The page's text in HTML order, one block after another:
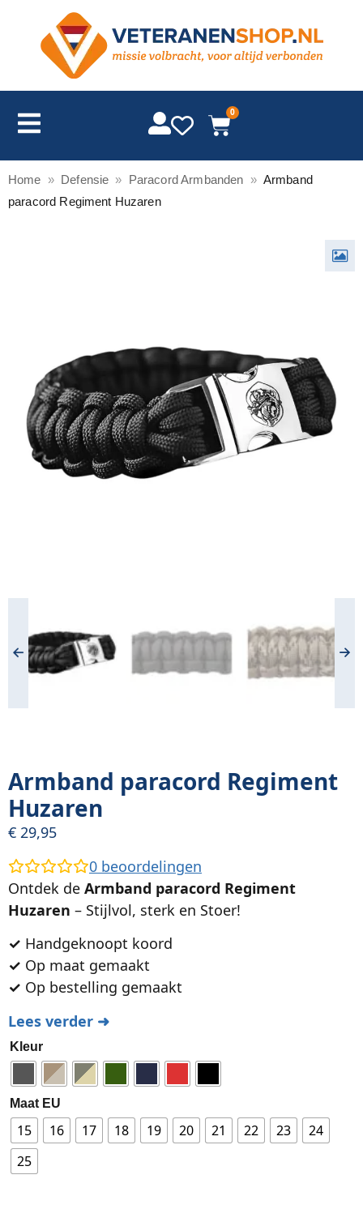
0
Home » Defensie » Paracord Armbanden » Armband
paracord Regiment Huzaren
Armband paracord Regiment
Huzaren
€ 29,95
0 beoordelingen
Ontdek de Armband paracord Regiment
Huzaren – Stijlvol, sterk en Stoer!
✓ Handgeknoopt koord
✓ Op maat gemaakt
✓ Op bestelling gemaakt
Lees verder ➜
Kleur
Maat EU
15 16 17 18 19 20 21 22 23
24
25